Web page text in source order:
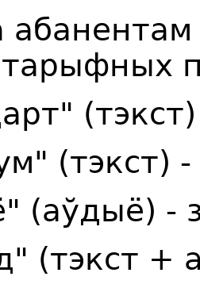
(тэкст)
(аўдыё) -
(тэкст +